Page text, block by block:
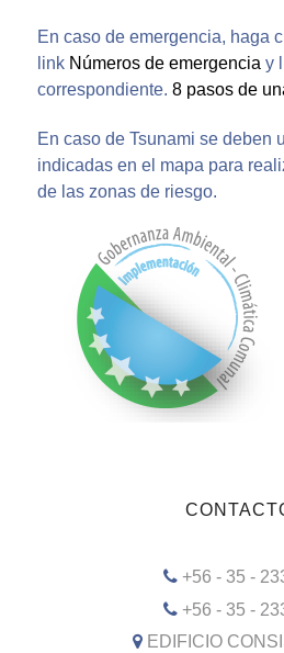
En caso de emergencia, haga
link Números de emergencia y
correspondiente. 8 pasos de
En caso de Tsunami se deben
indicadas en el mapa para
de las zonas de riesgo.
+56 - 35 -
+56 - 35 -
EDIFICIO